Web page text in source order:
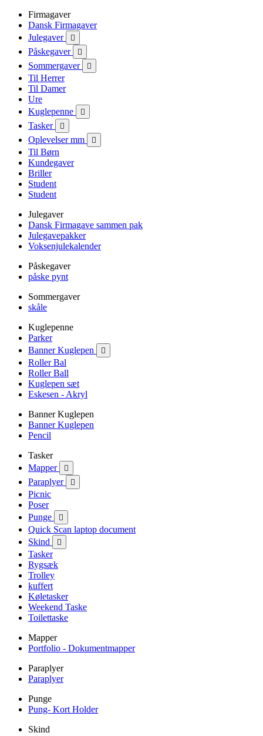
Firmagaver
Dansk Firmagaver
Julegaver

Påskegaver 
Sommergaver 
Til Herrer
Til Damer
Ure
Kuglepenne

Tasker 
Oplevelser mm 
Til Børn
Kundegaver
Briller
Student
Student
Julegaver
Dansk Firmagave sammen pak
Julegavepakker
Voksenjulekalender
Påskegaver
påske pynt
Sommergaver
skåle
Kuglepenne
Parker
Banner Kuglepen

Roller Bal
Roller Ball
Kuglepen sæt
Eskesen - Akryl
Banner Kuglepen
Banner Kuglepen
Pencil
Tasker
Mapper

Paraplyer 
Picnic
Poser
Punge

Quick Scan laptop document
Skind

Tasker
Rygsæk
Trolley
kuffert
Køletasker
Weekend Taske
Toilettaske
Mapper
Portfolio - Dokumentmapper
Paraplyer
Paraplyer
Punge
Pung- Kort Holder
Skind